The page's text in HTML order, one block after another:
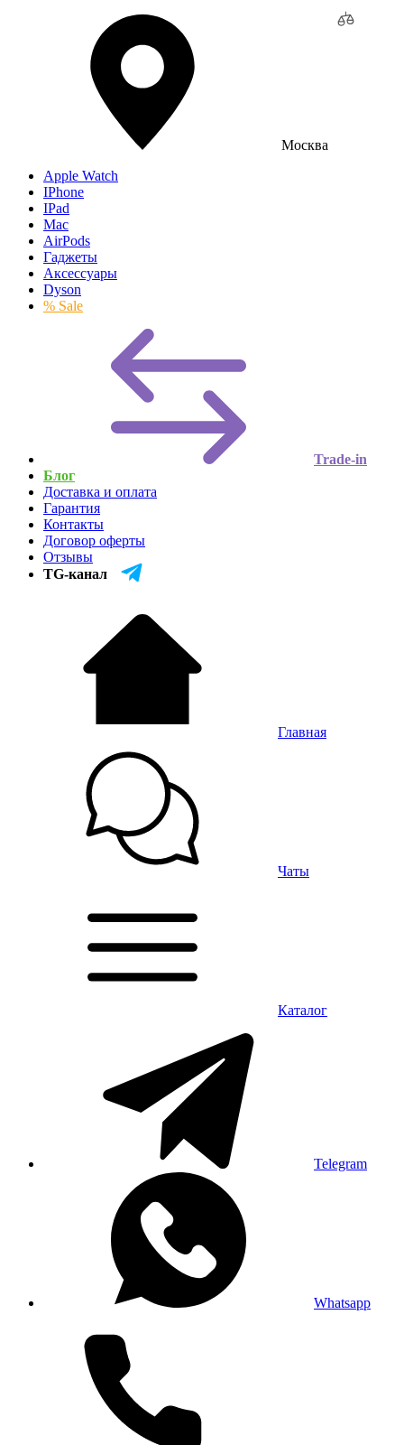
Москва
Apple Watch
IPhone
IPad
Mac
AirPods
Гаджеты
Аксессуары
Dyson
% Sale
Trade-in
Блог
Доставка и оплата
Гарантия
Контакты
Договор оферты
Отзывы
TG-канал
Главная
Чаты
Каталог
Telegram
Whatsapp